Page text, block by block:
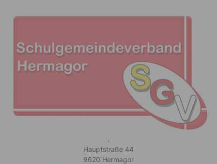
.
Hauptstraße 44
9620 Hermagor